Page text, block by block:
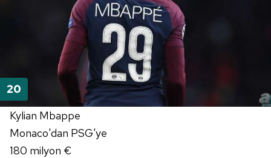
Kylian Mbappe
Monaco'dan PSG'ye
180 milyon €